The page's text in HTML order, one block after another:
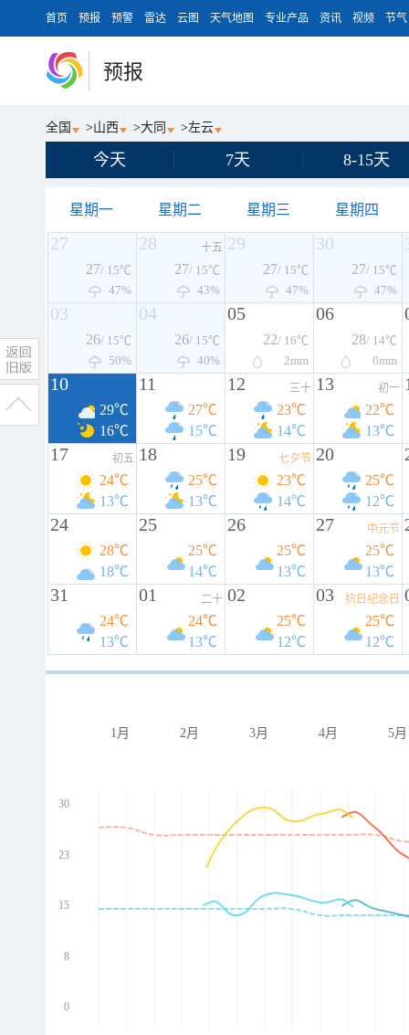
首页 预报 预警 雷达 云图 天气地图 专业产品 资讯 视频 节气
预报
全国 >山西 >大同 >左云
今天 7天 8-15天
星期一 星期二 星期三 星期四
27
27/ 15℃
47%
28 十五
27/ 15℃
43%
29
27/ 15℃
47%
30
27/ 15℃
47%
03
26/ 15℃
50%
04
26/ 15℃
40%
05
22/ 16℃
2mm
06
28/ 14℃
0mm
10
29℃
16℃
11
27℃
15℃
12 三十
23℃
14℃
13 初一
22℃
13℃
17 初五
24℃
13℃
18
25℃
13℃
19 七夕节
23℃
14℃
20
25℃
12℃
24
28℃
18℃
25
25℃
14℃
26
25℃
13℃
27 中元节
25℃
13℃
31
24℃
13℃
01 二十
24℃
13℃
02
25℃
12℃
03 抗日纪念日
25℃
12℃
1月 2月 3月 4月 5月
30
23
15
8
0